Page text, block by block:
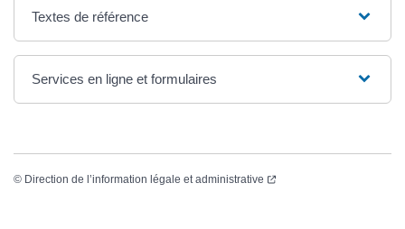
Textes de référence
Services en ligne et formulaires
© Direction de l’information légale et administrative